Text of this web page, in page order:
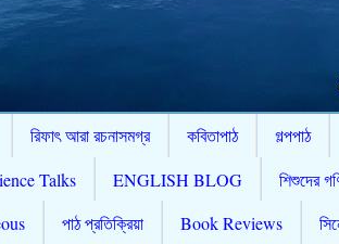
রিফাৎ আরা রচনাসমগ্র কবিতাপাঠ গল্পপাঠ
Talks ENGLISH BLOG শিশুদের
পাঠ প্রতিক্রিয়া Book Reviews